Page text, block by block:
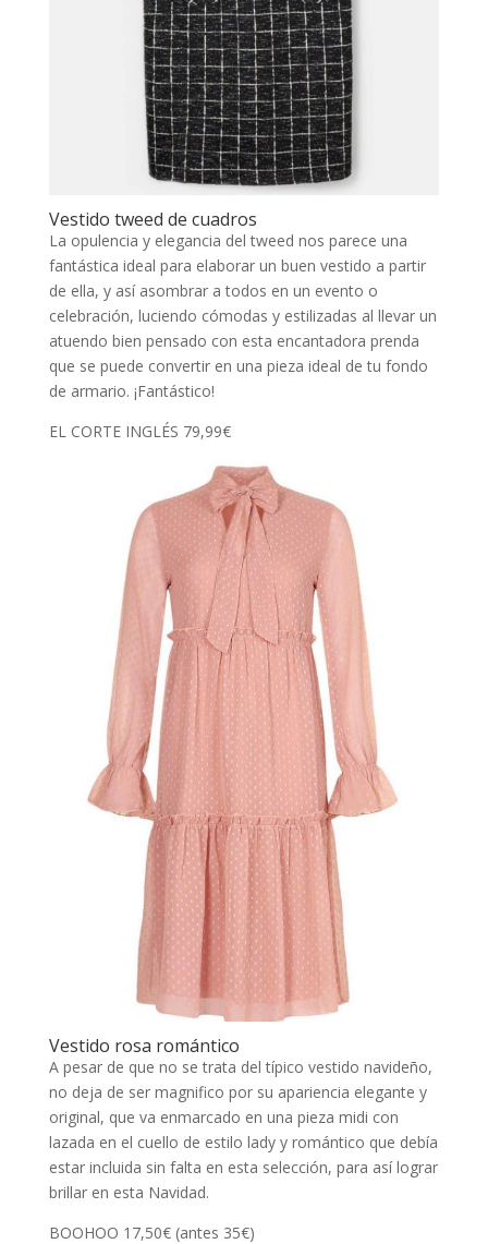
Vestido tweed de cuadros
La opulencia y elegancia del tweed nos parece una
fantástica ideal para elaborar un buen vestido a partir
de ella, y así asombrar a todos en un evento o
celebración, luciendo cómodas y estilizadas al llevar un
atuendo bien pensado con esta encantadora prenda
que se puede convertir en una pieza ideal de tu fondo
de armario. ¡Fantástico!
EL CORTE INGLÉS 79,99€
Vestido rosa romántico
A pesar de que no se trata del típico vestido navideño,
no deja de ser magnifico por su apariencia elegante y
original, que va enmarcado en una pieza midi con
lazada en el cuello de estilo lady y romántico que debía
estar incluida sin falta en esta selección, para así lograr
brillar en esta Navidad.
BOOHOO 17,50€ (antes 35€)